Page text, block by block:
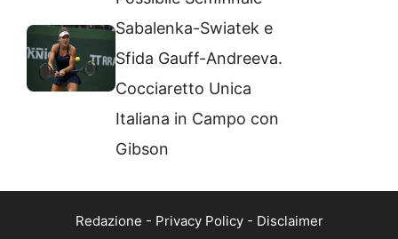
Sabalenka-Swiatek e
Sfida Gauff-Andreeva.
Cocciaretto Unica
Italiana in Campo con
Gibson
Redazione - Privacy Policy- Disclaimer